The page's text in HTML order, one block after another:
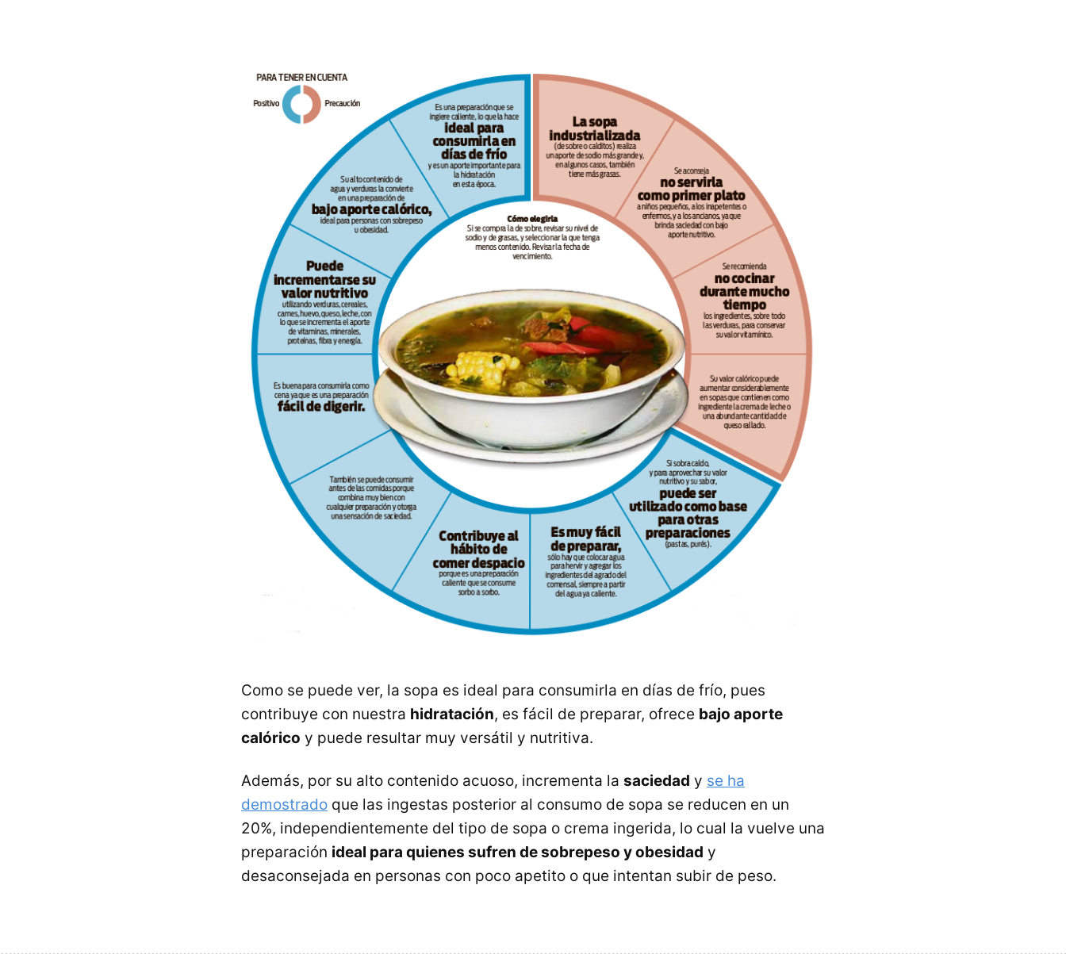
Como se puede ver, la sopa es ideal para consumirla en días de frío, pues
contribuye con nuestra hidratación, es fácil de preparar, ofrece bajo aporte
calórico y puede resultar muy versátil y nutritiva.
Además, por su alto contenido acuoso, incrementa la saciedad y se ha
demostrado que las ingestas posterior al consumo de sopa se reducen en un
20%, independientemente del tipo de sopa o crema ingerida, lo cual la vuelve una
preparación ideal para quienes sufren de sobrepeso y obesidad y
desaconsejada en personas con poco apetito o que intentan subir de peso.